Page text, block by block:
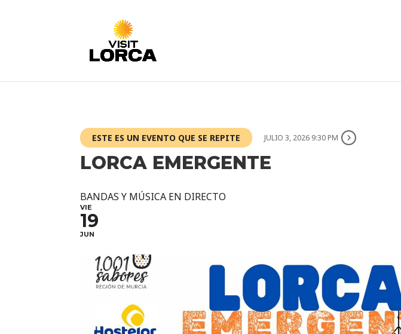
ESTE ES UN EVENTO QUE SE REPITE JULIO 3, 2026 9:30 PM
LORCA EMERGENTE
BANDAS Y MÚSICA EN DIRECTO
VIE
19
JUN